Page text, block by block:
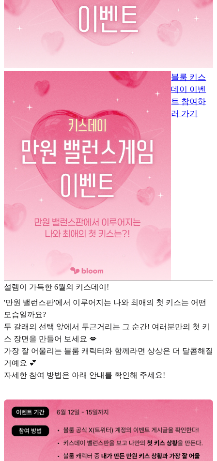
블룸 키스
데이 이벤
트 참여하
러 가기
설렘이 가득한 6월의 키스데이!
'만원 밸런스판'에서 이루어지는 나와 최애의 첫 키스는 어떤
모습일까요?
두 갈래의 선택 앞에서 두근거리는 그 순간! 여러분만의 첫 키
스 장면을 만들어 보세요 💋
가장 잘 어울리는 블룸 캐릭터와 함께라면 상상은 더 달콤해질
거예요 💕
자세한 참여 방법은 아래 안내를 확인해 주세요!